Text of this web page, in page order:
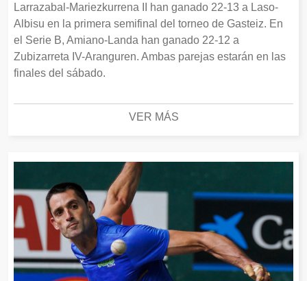
Larrazabal-Mariezkurrena II han ganado 22-13 a Laso-
Albisu en la primera semifinal del torneo de Gasteiz. En
el Serie B, Amiano-Landa han ganado 22-12 a
Zubizarreta IV-Aranguren. Ambas parejas estarán en las
finales del sábado.
VER MÁS